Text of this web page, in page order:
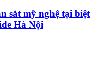
sắt mỹ nghệ tại biệt
Hà Nội